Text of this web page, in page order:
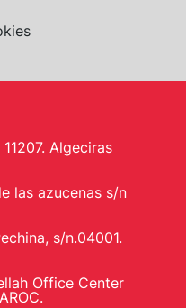
Algeciras
las azucenas s/n
s/n.04001.
Office Center